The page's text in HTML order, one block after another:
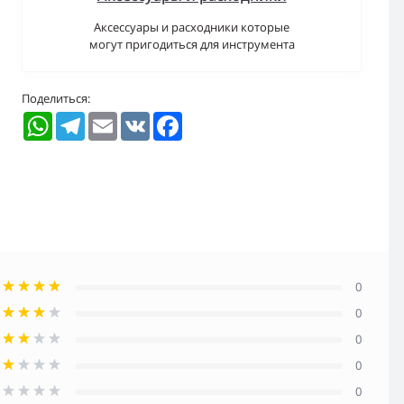
Аксессуары и расходники которые
могут пригодиться для инструмента
Поделиться:
WhatsAppTelegramEmail VK
0
0
0
0
0